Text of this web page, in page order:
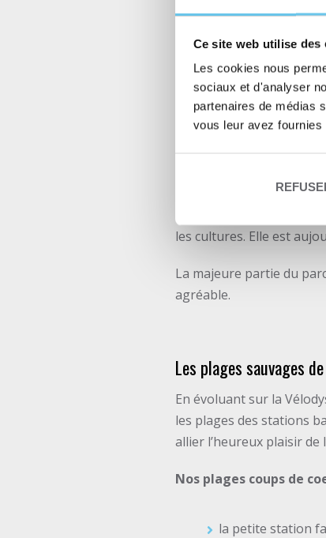
Ce site web utilise des
Les cookies nous
sociaux et d'analyser
partenaires de médias
vous leur avez
enfants sur ce parcours
Que voir sur la
Étendue sur trois
à l’architecture basco-
les cultures. Elle est
La majeure partie du
agréable.
Les plages sauvages
En évoluant sur la
les plages des stations
allier l’heureux plaisir de
Nos plages coups de
la petite station